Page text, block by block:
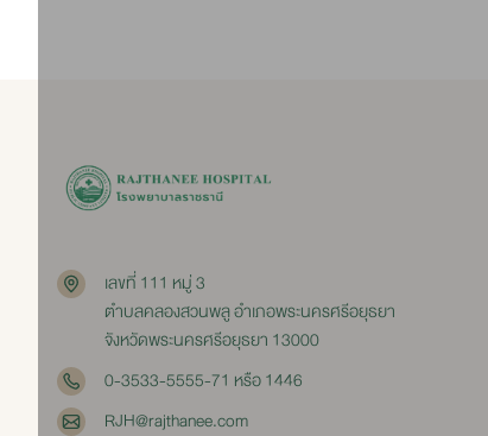
เลขที่ 111 หมู่ 3
ตำบลคลองสวนพลู อำเภอพระนครศรีอยุธยา
จังหวัดพระนครศรีอยุธยา 13000
0-3533-5555-71 หรือ 1446
RJH@rajthanee.com